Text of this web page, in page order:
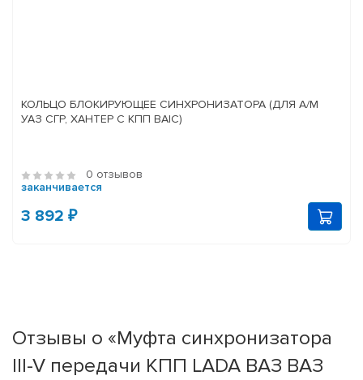
КОЛЬЦО БЛОКИРУЮЩЕЕ СИНХРОНИЗАТОРА (ДЛЯ А/М
УАЗ СГР, ХАНТЕР С КПП BAIC)
0 отзывов
заканчивается
3 892 ₽
Отзывы о «Муфта синхронизатора
III-V передачи КПП LADA ВАЗ ВАЗ